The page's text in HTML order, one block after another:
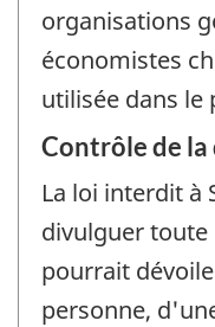
organisations
économistes
utilisée dans le
Contrôle de
La loi interdit à
divulguer
pourrait
personne,